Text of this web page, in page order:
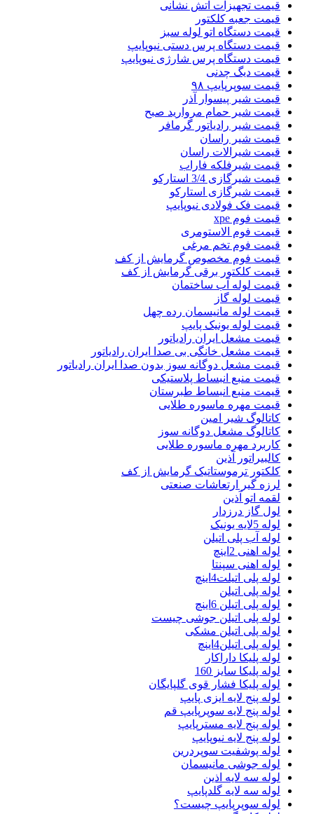
قیمت تجهیزات آتش نشانی
قیمت جعبه کلکتور
قیمت دستگاه اتو لوله سبز
قیمت دستگاه پرس دستی نیوپایپ
قیمت دستگاه پرس شارژی نیوپایپ
قیمت دیگ چدنی
قیمت سوپرپایپ ۹۸
قیمت شیر پیسوار آذر
قیمت شیر حمام مروارید صبح
قیمت شیر رادیاتور گرمافر
قیمت شیر راسان
قیمت شیرالات راسان
قیمت شیرفلکه فاراب
قیمت شیرگازی 3/4 استارکو
قیمت شیرگازی استارکو
قیمت فک فولادی نیوپایپ
قیمت فوم xpe
قیمت فوم الاستومری
قیمت فوم تخم مرغی
قیمت فوم مخصوص گرمایش از کف
قیمت کلکتور برقی گرمایش از کف
قیمت لوله آب ساختمان
قیمت لوله گاز
قیمت لوله مانیسمان رده چهل
قیمت لوله یونیک پایپ
قیمت مشعل ایران رادیاتور
قیمت مشعل خانگی بی صدا ایران رادیاتور
قیمت مشعل دوگانه سوز بدون صدا ایران رادیاتور
قیمت منبع انبساط پلاستیکی
قیمت منبع انبساط طبرستان
قیمت مهره ماسوره طلایی
کاتالوگ شیر امین
کاتالوگ مشعل دوگانه سوز
کاربرد مهره ماسوره طلایی
کالبیراتور آذین
کلکتور ترموستاتیک گرمایش از کف
لرزه گیر ارتعاشات صنعتی
لقمه اتو آذین
لول گاز درزدار
لوله 5لایه یونیک
لوله آب پلی اتیلن
لوله اهنی 2اینچ
لوله اهنی سپنتا
لوله پلی اتیلت4اینچ
لوله پلی اتیلن
لوله پلی اتیلن 6اینچ
لوله پلی اتیلن جوشی چیست
لوله پلی اتیلن مشکی
لوله پلی اتیلن4اینچ
لوله پلیکا داراکار
لوله پلیکا سایز 160
لوله پلیکا فشار قوی گلپایگان
لوله پنج لایه ایزی پایپ
لوله پنج لایه سوپرپایپ قم
لوله پنج لایه مسترپایپ
لوله پنج لایه نیوپایپ
لوله پوشفیت سوپردرین
لوله جوشی مانیسمان
لوله سه لایه اذین
لوله سه لایه گلدپایپ
لوله سوپرپایپ چیست؟